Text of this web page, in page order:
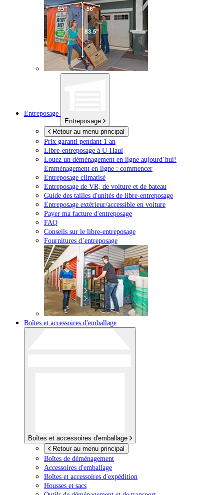
Entreposage
Entreposage
Retour au menu principal
Prix garanti pendant 1 an
Libre-entreposage à U-Haul
Louez un déménagement en ligne aujourd’hui!
Emménagement en ligne : commencer
Entreposage climatisé
Entreposage de VR, de voiture et de bateau
Guide des tailles d'unités de libre-entreposage
Entreposage extérieur/accessible en voiture
Payer ma facture d'entreposage
FAQ
Conseils sur le libre-entreposage
Fournitures d’entreposage
Boîtes et accessoires d'emballage
Boîtes et accessoires d'emballage
Retour au menu principal
Boîtes de déménagement
Accessoires d'emballage
Boîtes et accessoires d'expédition
Housses et sacs